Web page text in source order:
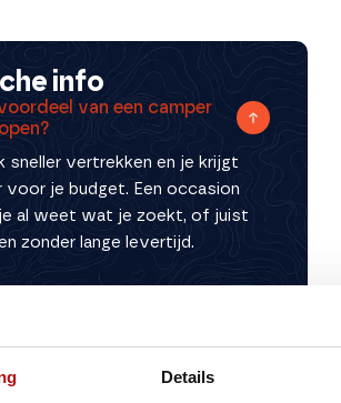
Details
info
van een camper
sneller vertrekken en je krijgt
voor je budget. Een occasion
je al weet wat je zoekt, of juist
zonder lange levertijd.
gecontroleerd